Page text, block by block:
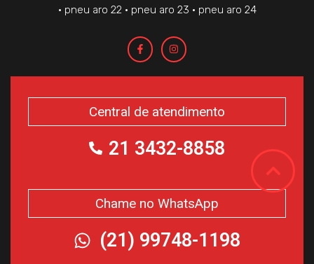
• pneu aro 22 • pneu aro 23 • pneu aro 24
Central de atendimento
21 3432-8858
Chame no WhatsApp
(21) 99748-1198